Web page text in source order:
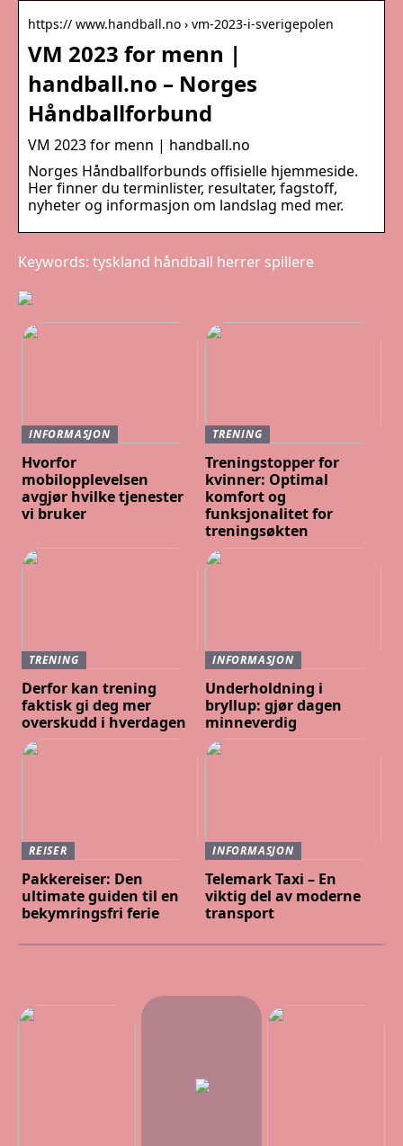
https:// www.handball.no › vm-2023-i-sverigepolen
VM 2023 for menn |
handball.no – Norges
Håndballforbund
VM 2023 for menn | handball.no
Norges Håndballforbunds offisielle hjemmeside.
Her finner du terminlister, resultater, fagstoff,
nyheter og informasjon om landslag med mer.
Keywords: tyskland håndball herrer spillere
INFORMASJON
Hvorfor
mobilopplevelsen
avgjør hvilke tjenester
vi bruker
TRENING
Treningstopper for
kvinner: Optimal
komfort og
funksjonalitet for
treningsøkten
TRENING
Derfor kan trening
faktisk gi deg mer
overskudd i hverdagen
INFORMASJON
Underholdning i
bryllup: gjør dagen
minneverdig
REISER
Pakkereiser: Den
ultimate guiden til en
bekymringsfri ferie
INFORMASJON
Telemark Taxi – En
viktig del av moderne
transport